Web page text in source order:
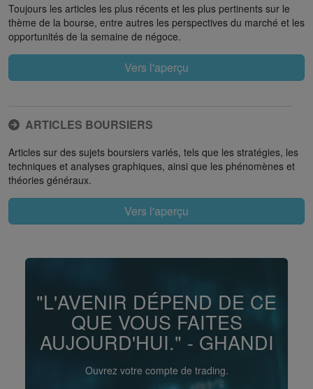
Toujours les articles les plus récents et les plus pertinents sur le
thème de la bourse, entre autres les perspectives du marché et les
opportunités de la semaine de négoce.
Vers l'aperçu
ARTICLES BOURSIERS
Articles sur des sujets boursiers variés, tels que les stratégies, les
techniques et analyses graphiques, ainsi que les phénomènes et
théories généraux.
Vers l'aperçu
"L'AVENIR DÉPEND DE CE
QUE VOUS FAITES
AUJOURD'HUI." - GHANDI
Ouvrez votre compte de trading.